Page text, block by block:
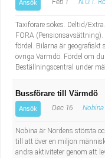
Ansök Feb 1 N.O.T.
Taxiförare sökes. Deltid/
FORA (Pensionsavsättning).
fördel. Bilarna är geografiskt
övriga Värmdö. Fördel om
Beställningscentral under
Bussförare till Värmdö
Ansök Dec 16 Nobina
Nobina är Nordens största
till att över en miljon
andra aktiviteter genom att